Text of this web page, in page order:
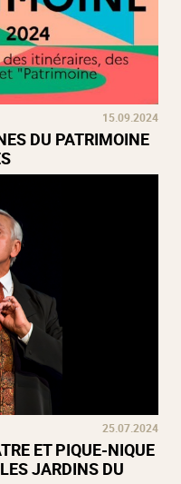
15.09.2024
DU PATRIMOINE
25.07.2024
ET PIQUE-NIQUE
JARDINS DU